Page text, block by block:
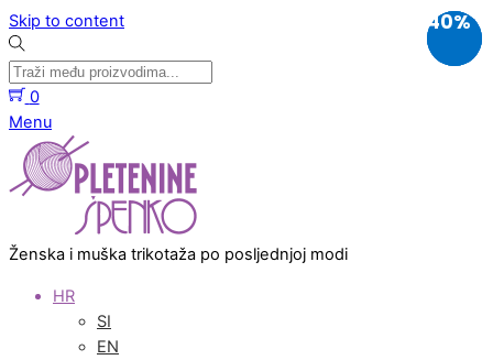
Skip to content
0
Menu
Ženska i muška trikotaža po posljednjoj modi
HR
SI
EN
50%
40%
40%